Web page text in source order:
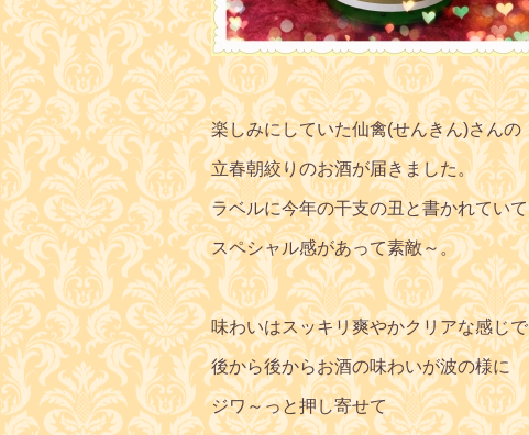
楽しみにしていた仙禽(せんきん)さんの
立春朝絞りのお酒が届きました。
ラベルに今年の干支の丑と書かれていて
スペシャル感があって素敵～。
味わいはスッキリ爽やかクリアな感じで
後から後からお酒の味わいが波の様に
ジワ～っと押し寄せて